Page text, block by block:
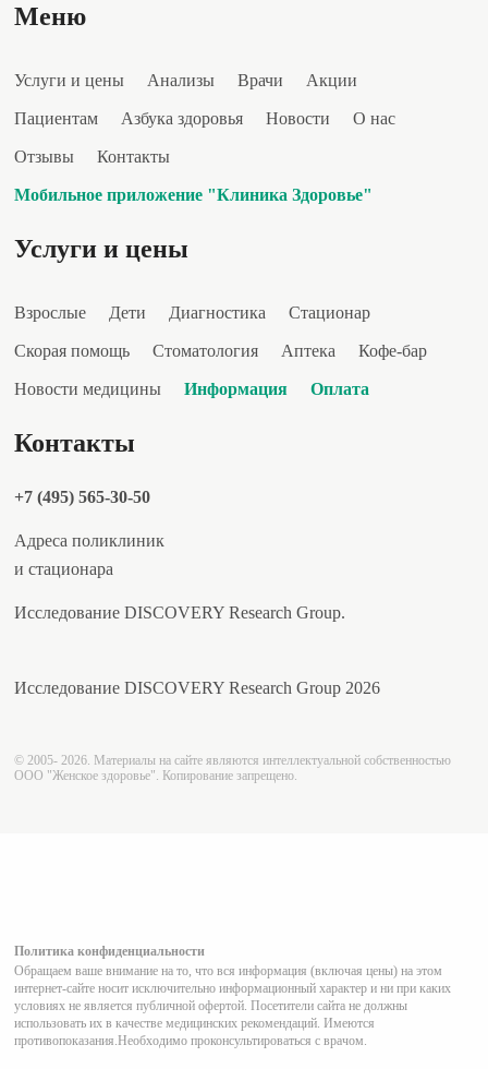
Меню
Услуги и цены Анализы Врачи Акции
Пациентам Азбука здоровья Новости О нас
Отзывы Контакты
Мобильное приложение "Клиника Здоровье"
Услуги и цены
Взрослые Дети Диагностика Стационар
Скорая помощь Стоматология Аптека Кофе-бар
Новости медицины Информация Оплата
Контакты
+7 (495) 565-30-50
Адреса поликлиник
и стационара
Исследование DISCOVERY Research Group.
Исследование DISCOVERY Research Group 2026
© 2005- 2026. Материалы на сайте являются интеллектуальной собственностью
ООО "Женское здоровье". Копирование запрещено.
Политика конфиденциальности
Обращаем ваше внимание на то, что вся информация (включая цены) на этом
интернет-сайте носит исключительно информационный характер и ни при каких
условиях не является публичной офертой. Посетители сайта не должны
использовать их в качестве медицинских рекомендаций. Имеются
противопоказания.Необходимо проконсультироваться с врачом.